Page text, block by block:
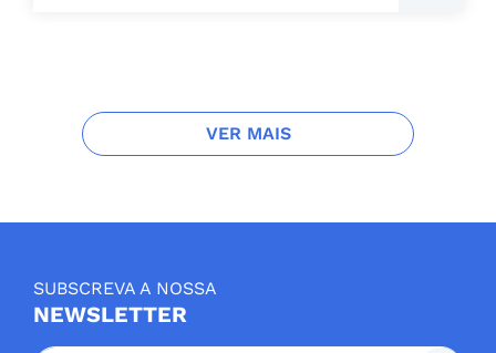
VER MAIS
SUBSCREVA A NOSSA
NEWSLETTER